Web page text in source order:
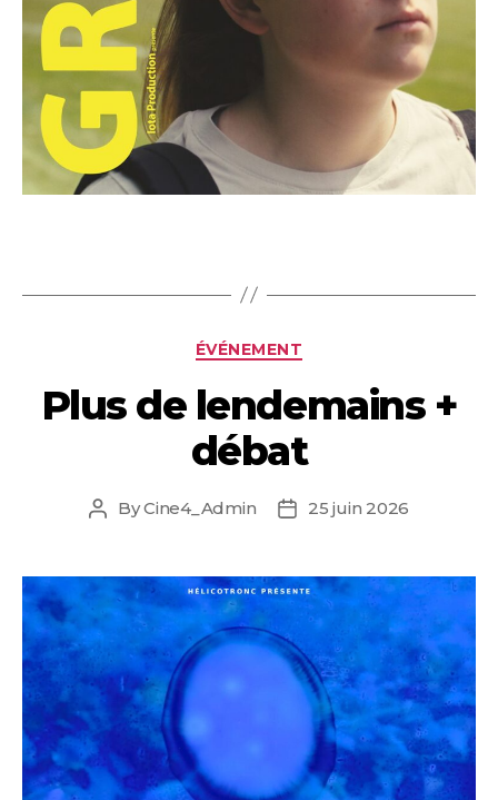
Categories
ÉVÉNEMENT
Plus de lendemains +
débat
Post
ByCine4_Admin
Post25 juin 2026